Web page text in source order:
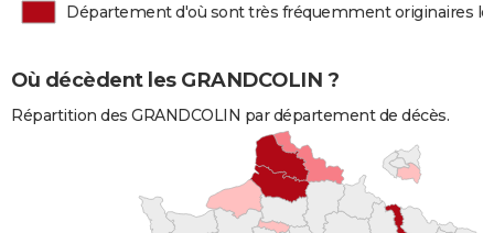
Département d'où sont très fréquemment originaires
Où décèdent les GRANDCOLIN ?
Répartition des GRANDCOLIN par département de décès.